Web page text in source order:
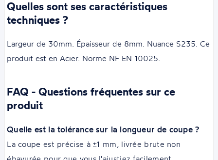
Quelles sont ses caractéristiques
techniques ?
Largeur de 30mm. Épaisseur de 8mm. Nuance S235. Ce
produit est en Acier. Norme NF EN 10025.
FAQ - Questions fréquentes sur ce
produit
Quelle est la tolérance sur la longueur de coupe ?
La coupe est précise à ±1 mm, livrée brute non